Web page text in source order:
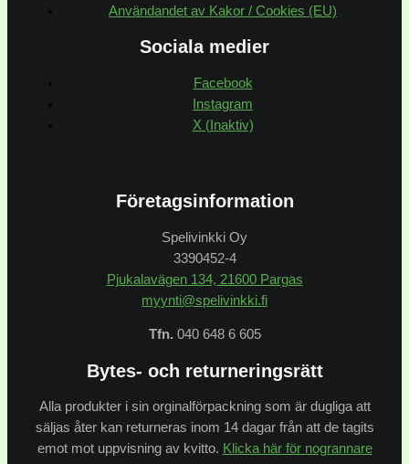
Användandet av Kakor / Cookies (EU)
Sociala medier
Facebook
Instagram
X (Inaktiv)
Företagsinformation
Spelivinkki Oy
3390452-4
Pjukalavägen 134, 21600 Pargas
myynti@spelivinkki.fi
Tfn. 040 648 6 605
Bytes- och returneringsrätt
Alla produkter i sin orginalförpackning som är dugliga att
säljas åter kan returneras inom 14 dagar från att de tagits
emot mot uppvisning av kvitto. Klicka här för nogrannare